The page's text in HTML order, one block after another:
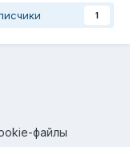
1
файлы